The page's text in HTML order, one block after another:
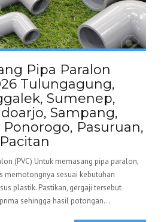
Pipa Paralon
Tulungagung,
Sumenep,
Sampang,
Pasuruan,
(PVC) Untuk memasang pipa paralon,
memotongnya sesuai kebutuhan
plastik. Pastikan, gergaji tersebut
sehingga hasil potongan...